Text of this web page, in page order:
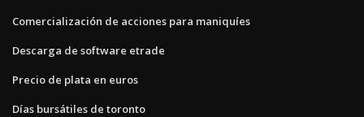
Comercialización de acciones para maniquíes
Descarga de software etrade
Precio de plata en euros
Días bursátiles de toronto